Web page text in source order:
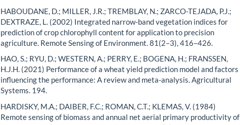
HABOUDANE, D.; MILLER, J.R.; TREMBLAY, N.; ZARCO-TEJADA, P.J.;
DEXTRAZE, L. (2002) Integrated narrow-band vegetation indices for
prediction of crop chlorophyll content for application to precision
agriculture. Remote Sensing of Environment. 81(2–3), 416–426.
HAO, S.; RYU, D.; WESTERN, A.; PERRY, E.; BOGENA, H.; FRANSSEN,
H.J.H. (2021) Performance of a wheat yield prediction model and factors
influencing the performance: A review and meta-analysis. Agricultural
Systems. 194.
HARDISKY, M.A.; DAIBER, F.C.; ROMAN, C.T.; KLEMAS, V. (1984)
Remote sensing of biomass and annual net aerial primary productivity of